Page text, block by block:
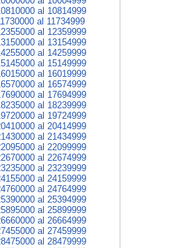
al 10814999
al 11734999
al 12359999
al 13154999
al 14259999
al 15149999
al 16019999
al 16574999
al 17694999
al 18239999
al 19724999
al 20414999
al 21434999
al 22099999
al 22674999
al 23239999
al 24159999
al 24764999
al 25394999
al 25899999
al 26664999
al 27459999
al 28479999